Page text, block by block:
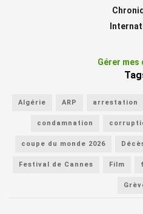
Gérer mes
Algérie ARP arrestation
condamnation
coupe du monde 2026
Festival de Cannes Film